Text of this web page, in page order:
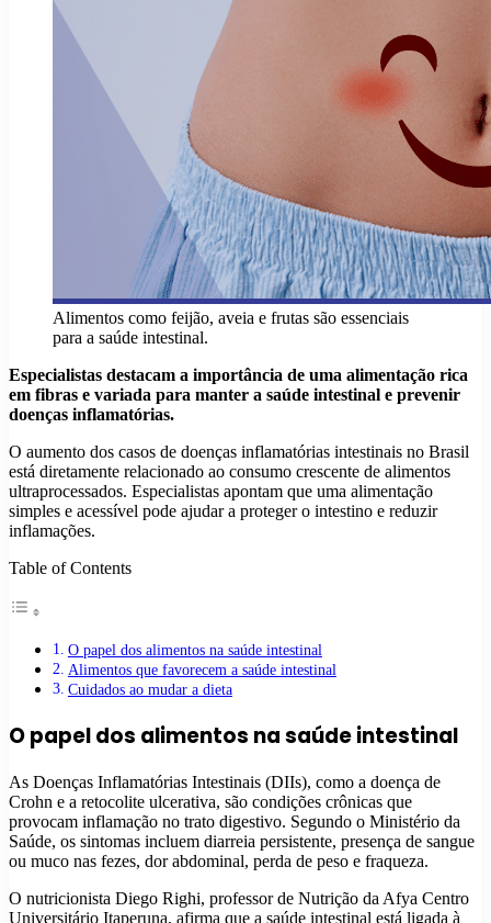
Alimentos como feijão, aveia e frutas são essenciais
para a saúde intestinal.
Especialistas destacam a importância de uma alimentação rica
em fibras e variada para manter a saúde intestinal e prevenir
doenças inflamatórias.
O aumento dos casos de doenças inflamatórias intestinais no Brasil
está diretamente relacionado ao consumo crescente de alimentos
ultraprocessados. Especialistas apontam que uma alimentação
simples e acessível pode ajudar a proteger o intestino e reduzir
inflamações.
Table of Contents
O papel dos alimentos na saúde intestinal
Alimentos que favorecem a saúde intestinal
Cuidados ao mudar a dieta
O papel dos alimentos na saúde intestinal
As Doenças Inflamatórias Intestinais (DIIs), como a doença de
Crohn e a retocolite ulcerativa, são condições crônicas que
provocam inflamação no trato digestivo. Segundo o Ministério da
Saúde, os sintomas incluem diarreia persistente, presença de sangue
ou muco nas fezes, dor abdominal, perda de peso e fraqueza.
O nutricionista Diego Righi, professor de Nutrição da Afya Centro
Universitário Itaperuna, afirma que a saúde intestinal está ligada à